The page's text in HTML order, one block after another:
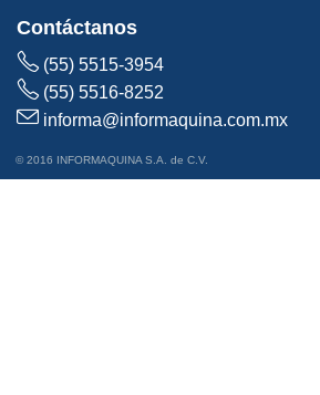
Contáctanos
(55) 5515-3954
(55) 5516-8252
informa@informaquina.com.mx
© 2016 INFORMAQUINA S.A. de C.V.